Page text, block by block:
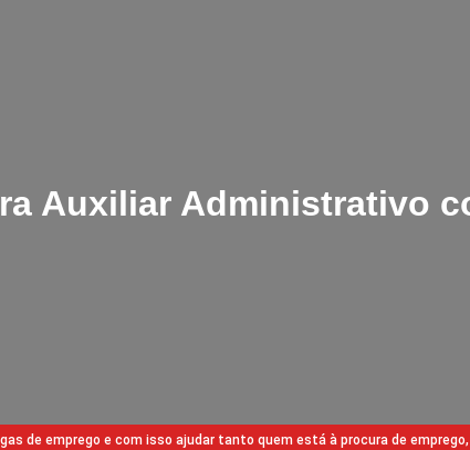
Auxiliar Administrativo
de emprego e com isso ajudar tanto quem está à procura de